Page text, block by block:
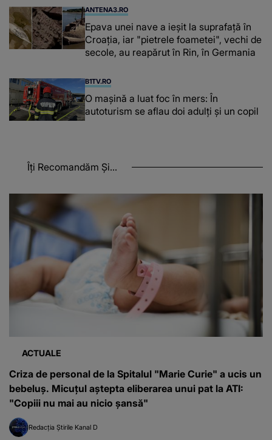
ANTENA3.RO
Epava unei nave a ieșit la suprafață în
Croația, iar "pietrele foametei", vechi de
secole, au reapărut în Rin, în Germania
B1TV.RO
O maşină a luat foc în mers: În
autoturism se aflau doi adulți și un copil
Îți Recomandăm Și...
ACTUALE
Criza de personal de la Spitalul "Marie Curie" a ucis un
bebeluș. Micuțul aștepta eliberarea unui pat la ATI:
"Copiii nu mai au nicio șansă"
Redacția Știrile Kanal D